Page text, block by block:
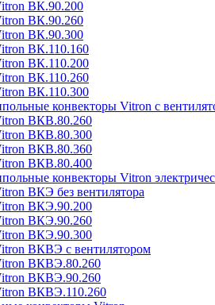
ВК.90.200
ВК.90.260
ВК.90.300
ВК.110.160
ВК.110.200
ВК.110.260
ВК.110.300
конвекторы Vitron с
ВКВ.80.260
ВКВ.80.300
ВКВ.80.360
ВКВ.80.400
конвекторы Vitron
ВКЭ без вентилятора
ВКЭ.90.200
ВКЭ.90.260
ВКЭ.90.300
ВКВЭ с вентилятором
ВКВЭ.80.260
ВКВЭ.90.260
ВКВЭ.110.260